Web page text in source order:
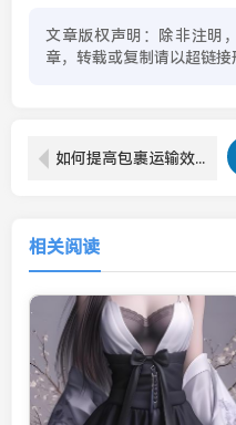
文章版权声明：除非注明
章，转载或复制请以超链接
如何提高包裹运输效率：从打包技巧到选择合适的快递公司
相关阅读